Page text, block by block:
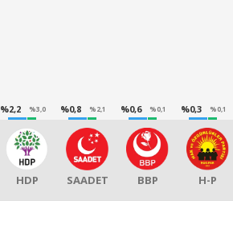
%2,2 %3,0
HDP
%0,8 %2,1
SAADET
%0,6 %0,1
BBP
%0,3 %0,1
H-P